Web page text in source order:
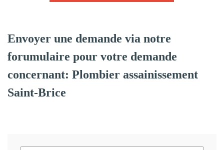
Envoyer une demande via notre
forumulaire pour votre demande
concernant: Plombier assainissement
Saint-Brice